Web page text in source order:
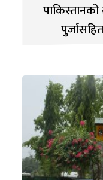
पाकिस्तानको